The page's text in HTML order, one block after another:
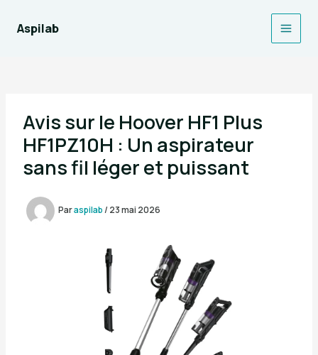
contenu
Aspilab
Main
Avis sur le Hoover HF1 Plus
HF1PZ10H : Un aspirateur
sans fil léger et puissant
Paraspilab/ 23 mai 2026